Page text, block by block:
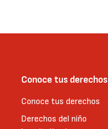
Conoce tus derechos
Conoce tus derechos
Derechos del niño